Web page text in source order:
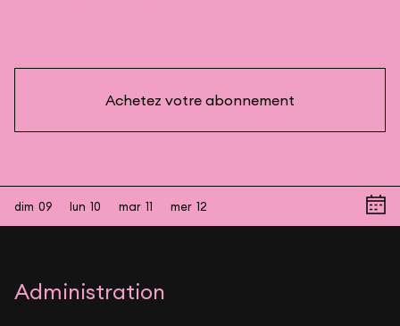
Achetez votre abonnement
dim 09 lun 10 mar 11 mer 12
Administration